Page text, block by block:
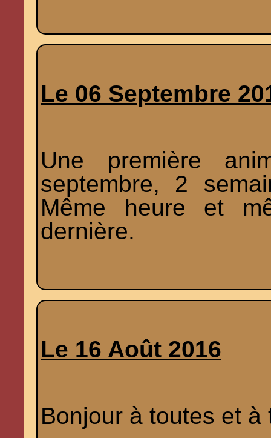
Le 06 Septembre
Une première
septembre, 2
Même heure et
dernière.
Le 16 Août 2016
Bonjour à toutes et à